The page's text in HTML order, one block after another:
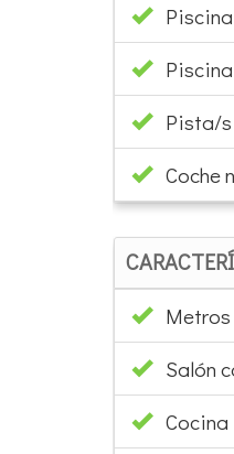
Piscina
Pista/s
Coche
Metros
Salón